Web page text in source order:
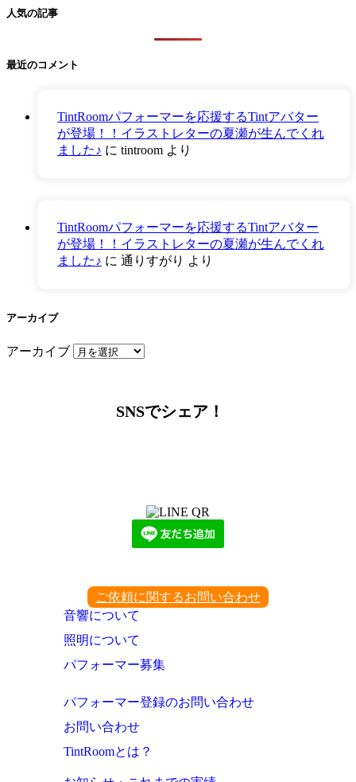
人気の記事
最近のコメント
TintRoomパフォーマーを応援するTintアバター
が登場！！イラストレターの夏瀬が生んでくれ
ました♪ に tintroom より
TintRoomパフォーマーを応援するTintアバター
が登場！！イラストレターの夏瀬が生んでくれ
ました♪ に 通りすがり より
アーカイブ
アーカイブ
SNSでシェア！
ご依頼に関するお問い合わせ
音響について
照明について
パフォーマー募集
パフォーマー登録のお問い合わせ
お問い合わせ
TintRoomとは？